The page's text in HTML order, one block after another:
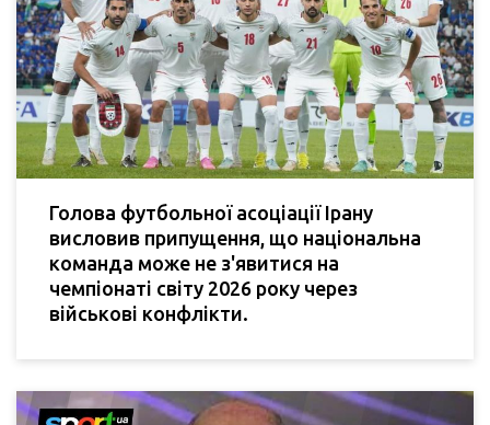
Голова футбольної асоціації Ірану
висловив припущення, що національна
команда може не з'явитися на
чемпіонаті світу 2026 року через
військові конфлікти.